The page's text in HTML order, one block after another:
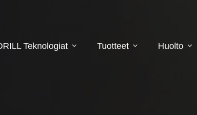
Teknologiat Tuotteet Huolto